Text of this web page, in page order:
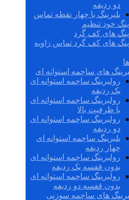
دو ردیفه
بلبرینگ با چهار نقطه تماس
خود تنظیم
های کف گرد
های کف گرد تماس زاویه
های ساچمه استوانه ای
رولبرینگ ساچمه استوانه ای
یک ردیفه
رولبرینگ ساچمه استوانه ای
با ظرفیت بالا
رولبرینگ ساچمه استوانه ای
دو ردیفه
بلبرینگ ساچمه استوانه ای
چهار ردیفه
رولبرینگ ساچمه استوانه ای
بدون قفسه یک ردیفه
رولبرینگ ساچمه استوانه ای
بدون قفسه دو ردیفه
های ساچمه سوزنی